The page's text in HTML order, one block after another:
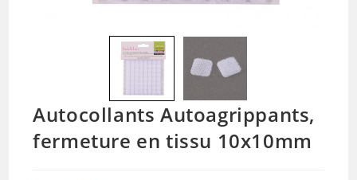
Autocollants Autoagrippants,
fermeture en tissu 10x10mm